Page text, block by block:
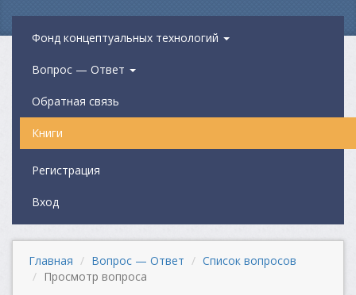
Фонд концептуальных технологий
Вопрос — Ответ
Обратная связь
Книги
Регистрация
Вход
Главная Вопрос — Ответ
Список вопросов
Просмотр вопроса